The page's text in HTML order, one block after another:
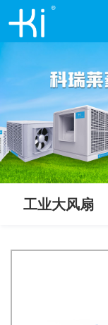
工业大风扇